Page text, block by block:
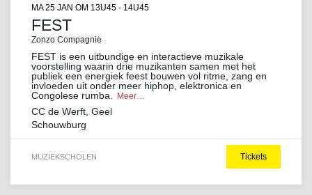
FEST
Zonzo Compagnie
MA 25 JAN OM 13U45 - 14U45
FEST is een uitbundige en interactieve muzikale
voorstelling waarin drie muzikanten samen met het
publiek een energiek feest bouwen vol ritme, zang en
invloeden uit onder meer hiphop, elektronica en
Congolese rumba.
Meer…
CC de Werft, Geel
Schouwburg
MUZIEKSCHOLEN Tickets